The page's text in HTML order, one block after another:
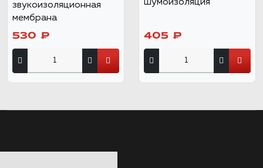
звукоизоляционная
мембрана
530 ₽
шумоизоляция
405 ₽